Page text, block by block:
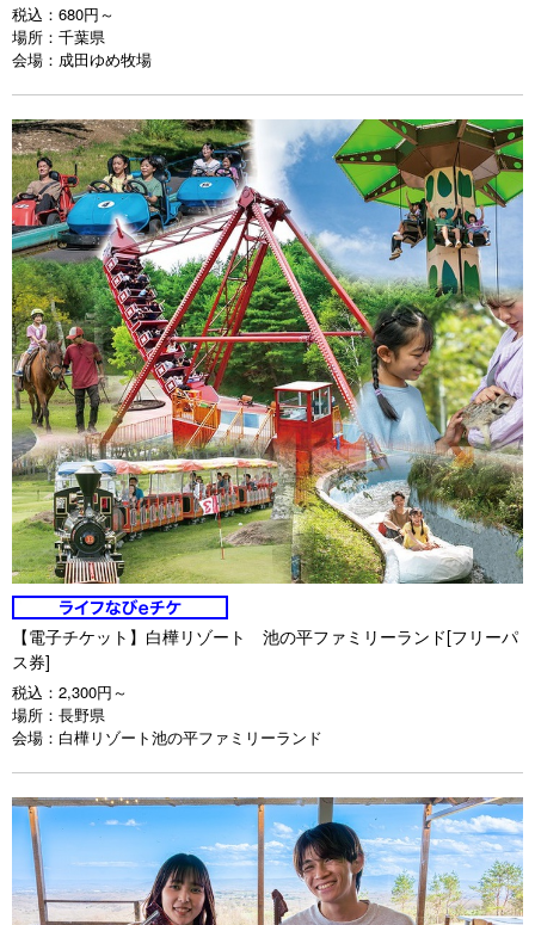
税込： 680円～
場所： 千葉県
会場： 成田ゆめ牧場
【電子チケット】白樺リゾート 池の平ファミリーランド[フリーパ
ス券]
税込： 2,300円～
場所： 長野県
会場： 白樺リゾート池の平ファミリーランド